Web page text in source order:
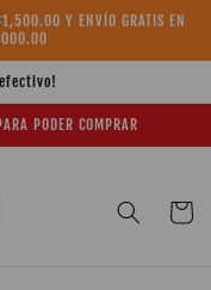
Y ENVÍO GRATIS EN
PODER COMPRAR
Carrito